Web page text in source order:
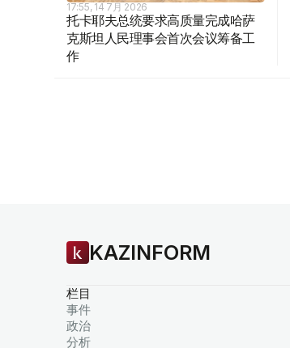
17:55, 14 7月 2026
托卡耶夫总统要求高质量完成哈萨
克斯坦人民理事会首次会议筹备工
作
KAZINFORM
栏目
事件
政治
分析